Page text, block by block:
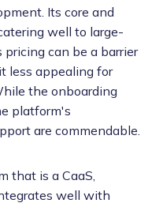
Its core and
well to large-
pricing can be a barrier
less appealing for
the onboarding
platform's
are commendable.
that is a CaaS,
well with